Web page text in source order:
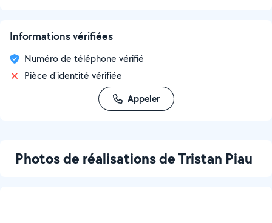
Informations vérifiées
Numéro de téléphone vérifié
Pièce d'identité vérifiée
Appeler
Photos de réalisations de Tristan Piau